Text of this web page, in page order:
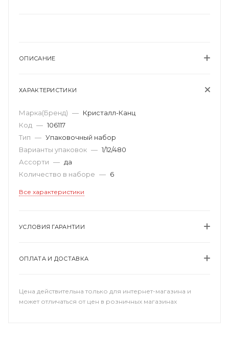
ОПИСАНИЕ
ХАРАКТЕРИСТИКИ
Марка(Бренд) — Кристалл-Канц
Код — 106117
Тип — Упаковочный набор
Варианты упаковок — 1/12/480
Ассорти — да
Количество в наборе — 6
Все характеристики
УСЛОВИЯ ГАРАНТИИ
ОПЛАТА И ДОСТАВКА
Цена действительна только для интернет-магазина и
может отличаться от цен в розничных магазинах